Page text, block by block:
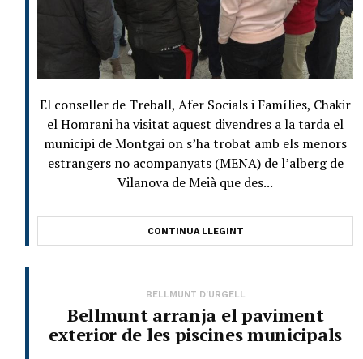
El conseller de Treball, Afer Socials i Famílies, Chakir
el Homrani ha visitat aquest divendres a la tarda el
municipi de Montgai on s’ha trobat amb els menors
estrangers no acompanyats (MENA) de l’alberg de
Vilanova de Meià que des...
CONTINUA LLEGINT
BELLMUNT D'URGELL
Bellmunt arranja el paviment
exterior de les piscines municipals